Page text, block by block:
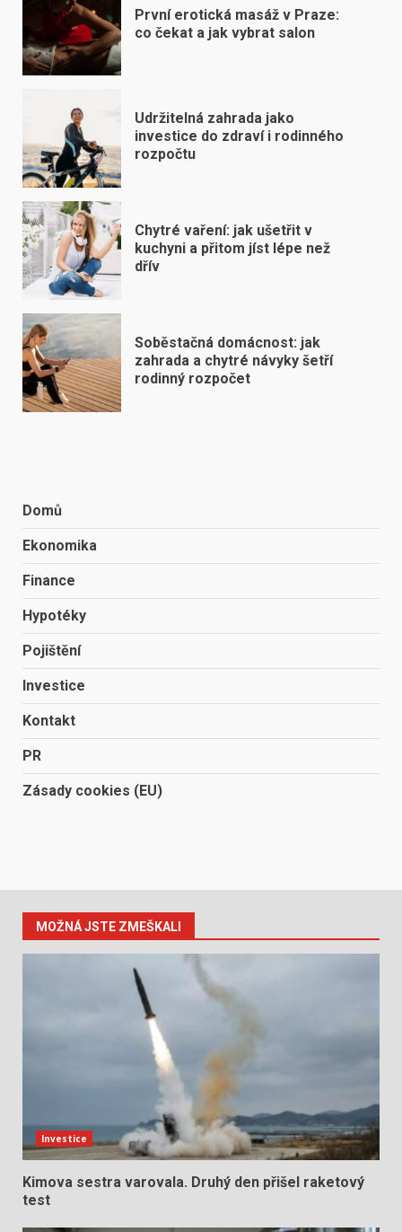
První erotická masáž v Praze:
co čekat a jak vybrat salon
Udržitelná zahrada jako
investice do zdraví i rodinného
rozpočtu
Chytré vaření: jak ušetřit v
kuchyni a přitom jíst lépe než
dřív
Soběstačná domácnost: jak
zahrada a chytré návyky šetří
rodinný rozpočet
Domů
Ekonomika
Finance
Hypotéky
Pojištění
Investice
Kontakt
PR
Zásady cookies (EU)
MOŽNÁ JSTE ZMEŠKALI
Investice
Kimova sestra varovala. Druhý den přišel raketový
test